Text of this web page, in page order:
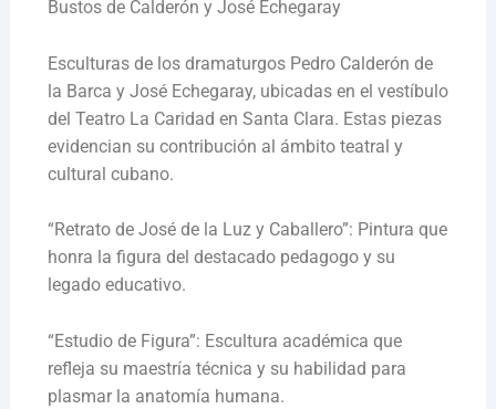
Bustos de Calderón y José Echegaray
Esculturas de los dramaturgos Pedro Calderón de
la Barca y José Echegaray, ubicadas en el vestíbulo
del Teatro La Caridad en Santa Clara. Estas piezas
evidencian su contribución al ámbito teatral y
cultural cubano.
“Retrato de José de la Luz y Caballero”: Pintura que
honra la figura del destacado pedagogo y su
legado educativo.
“Estudio de Figura”: Escultura académica que
refleja su maestría técnica y su habilidad para
plasmar la anatomía humana.